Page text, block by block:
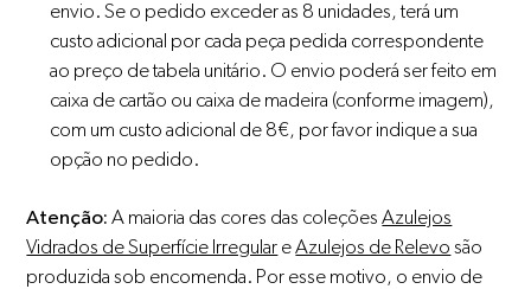
envio. Se o pedido exceder as 8 unidades, terá um
custo adicional por cada peça pedida correspondente
ao preço de tabela unitário. O envio poderá ser feito em
caixa de cartão ou caixa de madeira (conforme imagem),
com um custo adicional de 8€, por favor indique a sua
opção no pedido.
Atenção:A maioria das cores das coleçõesAzulejos
Vidrados de Superfície Irregular eAzulejos de Relevo são
produzida sob encomenda. Por esse motivo, o envio de